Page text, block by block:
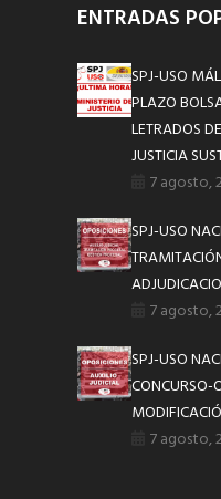
ENTRADAS
SPJ-USO
PLAZO
LETRADOS
JUSTICIA
7 agosto,
SPJ-USO
7 agosto,
SPJ-USO
CONCURSO-
7 agosto,